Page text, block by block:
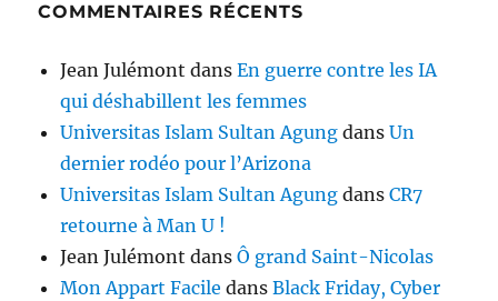
COMMENTAIRES RÉCENTS
Jean Julémont dansEn guerre contre les IA
qui déshabillent les femmes
Universitas Islam Sultan Agung dansUn
dernier rodéo pour l’Arizona
Universitas Islam Sultan Agung dansCR7
retourne à Man U !
Jean Julémont dansÔ grand Saint-Nicolas
Mon Appart Facile dansBlack Friday, Cyber